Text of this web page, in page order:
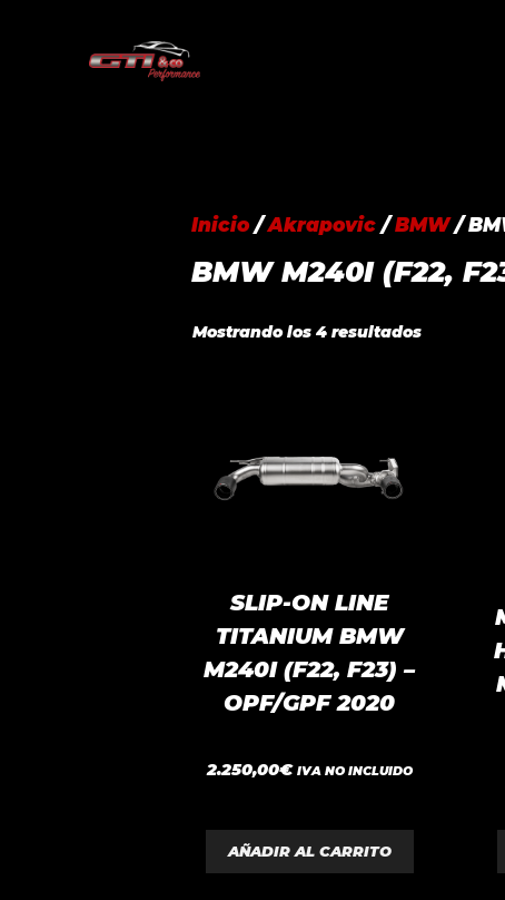
contenido
Inicio/Akrapovic /BMW/
BMW M240I (F22,
Mostrando los 4 resultadosOrdenado
SLIP-ON LINE
TITANIUM BMW
M240I (F22, F23) –
OPF/GPF 2020
0
d
2.250,00€ IVA NO INCLUIDO
AÑADIR AL CARRITO